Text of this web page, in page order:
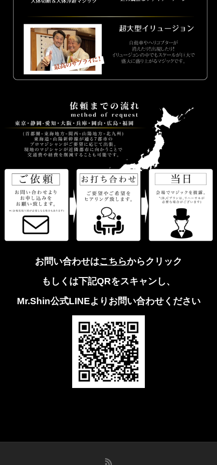
お問い合わせはこちらからクリック
もしくは下記QRをスキャンし、
Mr.Shin公式LINEよりお問い合わせください